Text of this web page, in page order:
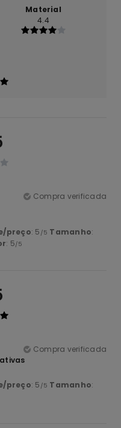
Material
4.4
Compra verificada
preço: 5 /5 Tamanho:
: 5/5
Compra verificada
preço: 5 /5 Tamanho: